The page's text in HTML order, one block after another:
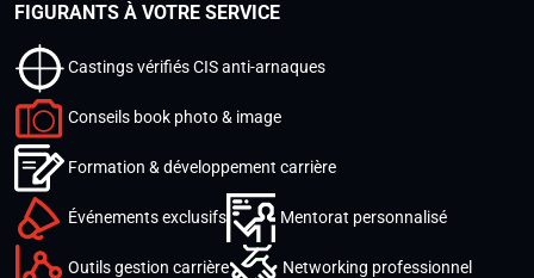
FIGURANTS À VOTRE SERVICE
Castings vérifiés CIS anti-arnaques
Conseils book photo & image
Formation & développement carrière
Événements exclusifs Mentorat personnalisé
Outils gestion carrière Networking professionnel